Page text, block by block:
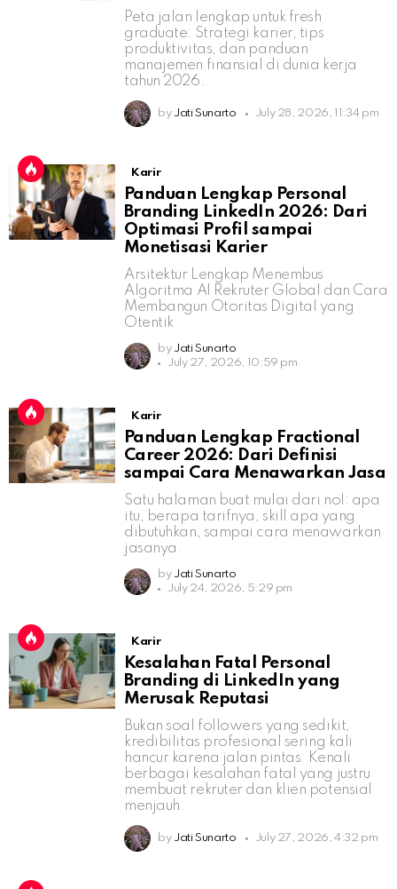
Peta jalan lengkap untuk fresh
graduate: Strategi karier, tips
produktivitas, dan panduan
manajemen finansial di dunia kerja
tahun 2026.
by Jati Sunarto July 28, 2026, 11:34 pm
Karir
Panduan Lengkap Personal
Branding LinkedIn 2026: Dari
Optimasi Profil sampai
Monetisasi Karier
Arsitektur Lengkap Menembus
Algoritma AI Rekruter Global dan Cara
Membangun Otoritas Digital yang
Otentik
by Jati Sunarto
July 27, 2026, 10:59 pm
Karir
Panduan Lengkap Fractional
Career 2026: Dari Definisi
sampai Cara Menawarkan Jasa
Satu halaman buat mulai dari nol: apa
itu, berapa tarifnya, skill apa yang
dibutuhkan, sampai cara menawarkan
jasanya.
by Jati Sunarto
July 24, 2026, 5:29 pm
Karir
Kesalahan Fatal Personal
Branding di LinkedIn yang
Merusak Reputasi
Bukan soal followers yang sedikit,
kredibilitas profesional sering kali
hancur karena jalan pintas. Kenali
berbagai kesalahan fatal yang justru
membuat rekruter dan klien potensial
menjauh.
by Jati Sunarto July 27, 2026, 4:32 pm